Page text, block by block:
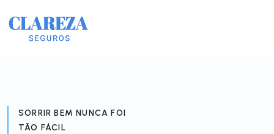
SORRIR BEM NUNCA FOI
TÃO FÁCIL